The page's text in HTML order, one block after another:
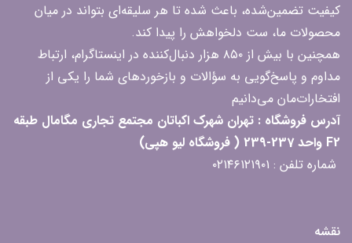
کیفیت تضمین‌شده، باعث شده تا هر سلیقه‌ای بتواند در میان
محصولات ما، ست دلخواهش را پیدا کند.
همچنین با بیش از ۸۵۰ هزار دنبال‌کننده در اینستاگرام، ارتباط
مداوم و پاسخ‌گویی به سؤالات و بازخوردهای شما را یکی از
افتخارات‌مان می‌دانیم
آدرس فروشگاه : تهران شهرک اکباتان مجتمع تجاری مگامال طبقه
F2 واحد 237-239 ( فروشگاه لیو هپی)
شماره تلفن : ۰۲۱۴۶۱۲۱۹۰۱
نقشه